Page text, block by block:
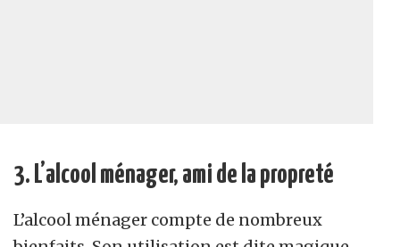
3. L’alcool ménager, ami de la propreté
L’alcool ménager compte de nombreux